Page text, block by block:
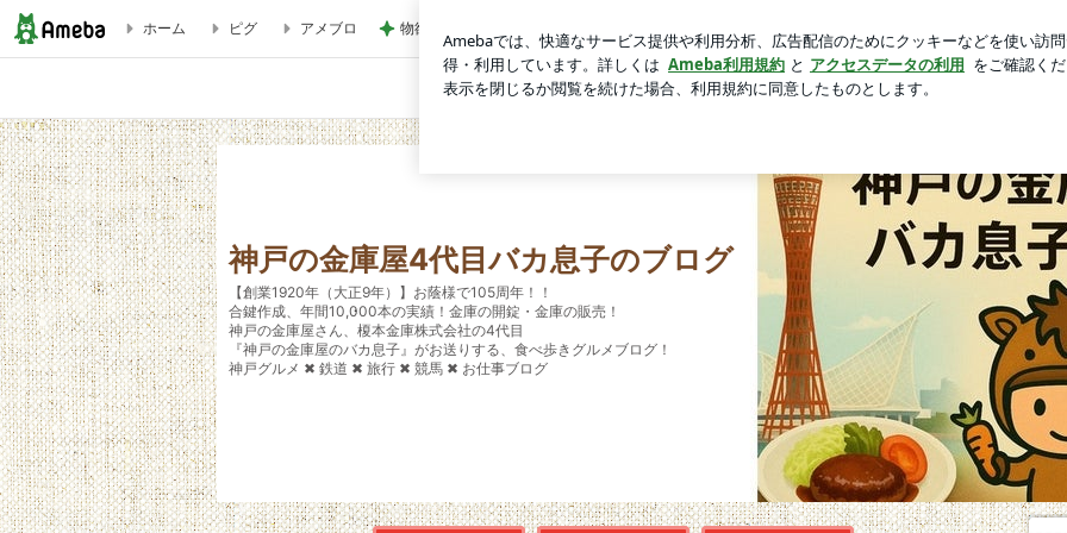
【博多駅】ラーメン博魂（ハッコン） 博多豚骨炙りチャーシューメン（福岡） | 神戸の金庫屋4代目バカ息子のブログ
Posts Profile Facebook Ameblo
ホーム ピグ アメブロ 物欲スイッチが入った夫婦の戦利品
神戸の金庫屋4代目バカ息子のブログ
【創業1920年（大正9年）】お蔭様で105周年！！
合鍵作成、年間10,000本の実績！金庫の開錠・金庫の販売！
神戸の金庫屋さん、榎本金庫株式会社の4代目
『神戸の金庫屋のバカ息子』がお送りする、食べ歩きグルメブログ！
神戸グルメ ✖ 鉄道 ✖ 旅行 ✖ 競馬 ✖ お仕事ブログ